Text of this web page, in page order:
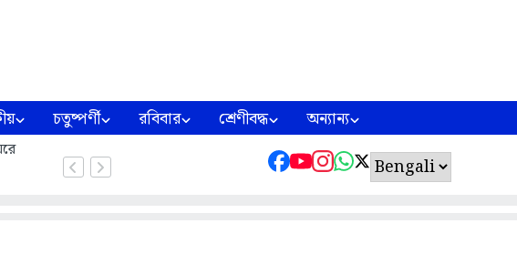
চতুষ্পর্ণী রবিবার শ্রেণীবদ্ধ অন্যান্য